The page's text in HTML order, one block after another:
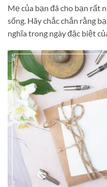
Mẹ của bạn đã cho bạn rất
sống. Hãy chắc chắn rằng
nghĩa trong ngày đặc biệt